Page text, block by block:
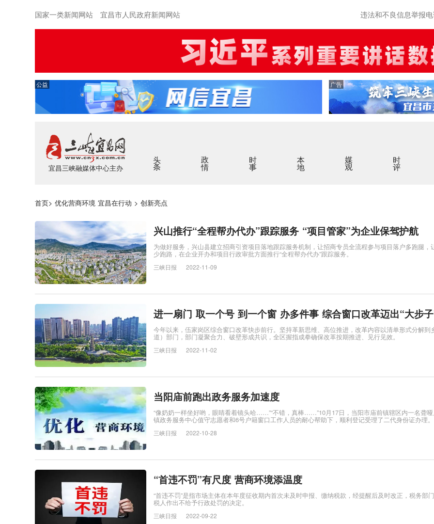
国家一类新闻网站 宜昌市人民政府新闻网站 违法和不良信息举报
公益 广告
宜昌三峡融媒体中心主办
头条 政情 时事 本地 媒观 时评
首页> 优化营商环境 宜昌在行动 > 创新亮点
兴山推行“全程帮办代办”跟踪服务 “项目管家”为企业保驾护航
为做好服务，兴山县建立招商引资项目落地跟踪服务机制，让招商专员全流程参与项目落户多跑腿，
少跑路，在企业开办和项目行政审批方面推行“全程帮办代办”跟踪服务。
三峡日报 2022-11-09
进一扇门 取一个号 到一个窗 办多件事 综合窗口改革迈出“大步
今年以来，伍家岗区综合窗口改革快步前行。坚持革新思维、高位推进，改革内容以清单形式分解到
道）部门，部门凝聚合力、破壁形成共识，全区握指成拳确保改革按期推进、见行见效。
三峡日报 2022-11-02
当阳庙前跑出政务服务加速度
“像奶奶一样坐好哟，眼睛看着镜头哈……”“不错，真棒……”10月17日，当阳市庙前镇辖区内一名聋
镇政务服务中心值守志愿者和6号户籍窗口工作人员的耐心帮助下，顺利登记受理了二代身份证办理。
三峡日报 2022-10-28
“首违不罚”有尺度 营商环境添温度
“首违不罚”是指市场主体在本年度征收期内首次未及时申报、缴纳税款，经提醒后及时改正，税务部
税人作出不给予行政处罚的决定。
三峡日报 2022-09-22